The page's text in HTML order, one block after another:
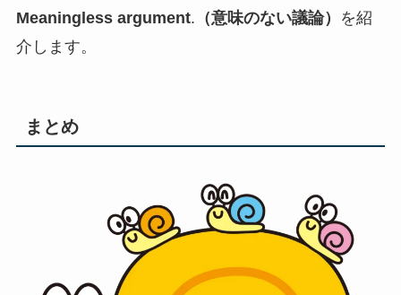
Meaningless argument. （意味のない議論）
を紹
介します。
まとめ